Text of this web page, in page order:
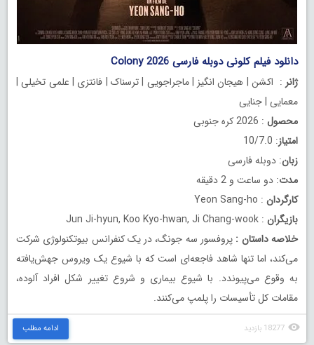
دانلود فیلم کلونی دوبله فارسی Colony 2026
ژانر : اکشن | هیجان انگیز | ماجراجویی | ترسناک | فانتزی | علمی تخیلی |
معمایی | جنایی
محصول : 2026 کره جنوبی
امتیاز: 10/7.0
زبان: دوبله فارسی
مدت: دو ساعت و 2 دقیقه
کارگردان : Yeon Sang-ho
بازیگران : Jun Ji-hyun, Koo Kyo-hwan, Ji Chang-wook
خلاصه داستان : پروفسور سه جونگ، در یک کنفرانس بیوتکنولوژی شرکت
می‌کند، اما تنها شاهد فاجعه‌ای است که با شیوع یک ویروس جهش‌یافته
به وقوع می‌پیوندد. با شیوع بیماری و شروع تغییر شکل افراد آلوده،
مقامات کل تأسیسات را پلمپ می‌کنند.
18277 بازدید ادامه مطلب